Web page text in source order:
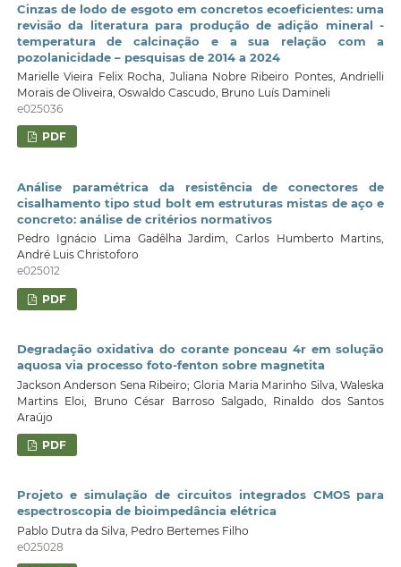
Cinzas de lodo de esgoto em concretos ecoeficientes: uma
revisão da literatura para produção de adição mineral -
temperatura de calcinação e a sua relação com a
pozolanicidade – pesquisas de 2014 a 2024
Marielle Vieira Felix Rocha, Juliana Nobre Ribeiro Pontes, Andrielli
Morais de Oliveira, Oswaldo Cascudo, Bruno Luís Damineli
e025036
PDF
Análise paramétrica da resistência de conectores de
cisalhamento tipo stud bolt em estruturas mistas de aço e
concreto: análise de critérios normativos
Pedro Ignácio Lima Gadêlha Jardim, Carlos Humberto Martins,
André Luis Christoforo
e025012
PDF
Degradação oxidativa do corante ponceau 4r em solução
aquosa via processo foto-fenton sobre magnetita
Jackson Anderson Sena Ribeiro; Gloria Maria Marinho Silva, Waleska
Martins Eloi, Bruno César Barroso Salgado, Rinaldo dos Santos
Araújo
PDF
Projeto e simulação de circuitos integrados CMOS para
espectroscopia de bioimpedância elétrica
Pablo Dutra da Silva, Pedro Bertemes Filho
e025028